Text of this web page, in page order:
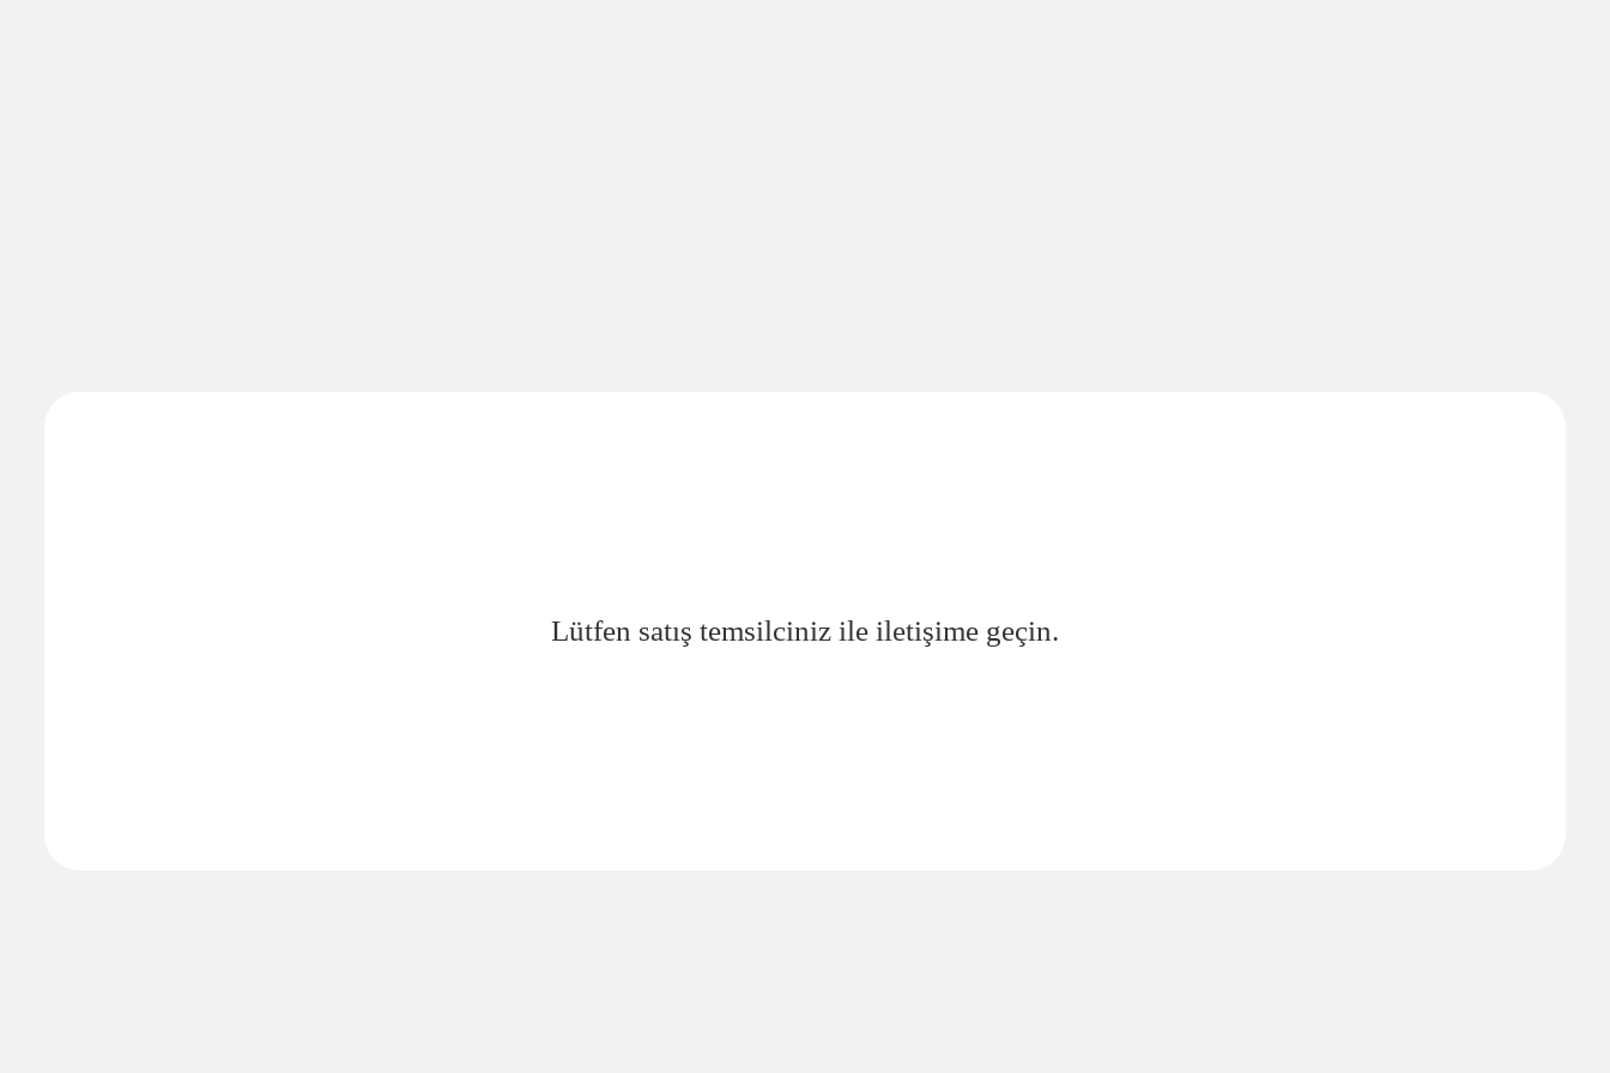
Lütfen satış temsilciniz ile iletişime geçin.